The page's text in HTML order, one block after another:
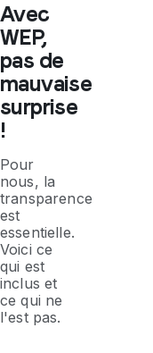
Avec
WEP,
pas de
mauvaise
surprise
!
Pour
nous, la
transparence
est
essentielle.
Voici ce
qui est
inclus et
ce qui ne
l'est pas.